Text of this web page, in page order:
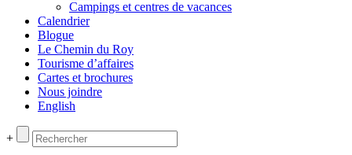
Campings et centres de vacances
Calendrier
Blogue
Le Chemin du Roy
Tourisme d’affaires
Cartes et brochures
Nous joindre
English
+